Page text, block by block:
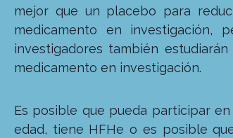
mejor que un placebo para
medicamento en investigación,
investigadores también
medicamento en investigación.
Es posible que pueda participar
edad, tiene HFHe o es posible